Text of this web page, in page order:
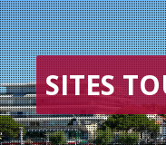
Accueil Sites
SITES